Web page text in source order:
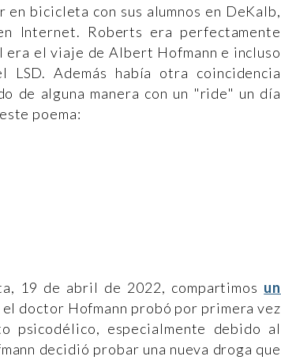
bicicleta con sus alumnos en DeKalb,
Internet. Roberts era perfectamente
el viaje de Albert Hofmann e incluso
Además había otra coincidencia
de alguna manera con un "ride" un día
poema:
19 de abril de 2022, compartimos un
el doctor Hofmann probó por primera vez
psicodélico, especialmente debido al
decidió probar una nueva droga que